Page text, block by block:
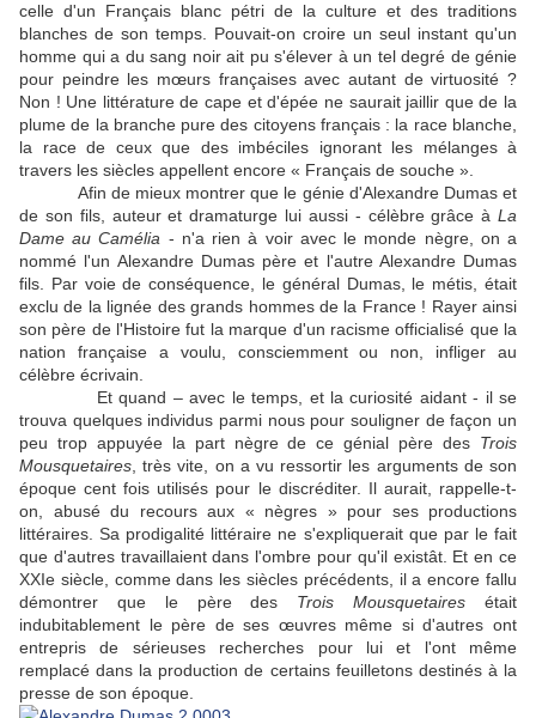
celle d'un Français blanc pétri de la culture et des traditions
blanches de son temps. Pouvait-on croire un seul instant qu'un
homme qui a du sang noir ait pu s'élever à un tel degré de génie
pour peindre les mœurs françaises avec autant de virtuosité ?
Non ! Une littérature de cape et d'épée ne saurait jaillir que de la
plume de la branche pure des citoyens français : la race blanche,
la race de ceux que des imbéciles ignorant les mélanges à
travers les siècles appellent encore « Français de souche ».
Afin de mieux montrer que le génie d'Alexandre Dumas et
de son fils, auteur et dramaturge lui aussi - célèbre grâce à La
Dame au Camélia - n'a rien à voir avec le monde nègre, on a
nommé l'un Alexandre Dumas père et l'autre Alexandre Dumas
fils. Par voie de conséquence, le général Dumas, le métis, était
exclu de la lignée des grands hommes de la France ! Rayer ainsi
son père de l'Histoire fut la marque d'un racisme officialisé que la
nation française a voulu, consciemment ou non, infliger au
célèbre écrivain.
Et quand – avec le temps, et la curiosité aidant - il se
trouva quelques individus parmi nous pour souligner de façon un
peu trop appuyée la part nègre de ce génial père des Trois
Mousquetaires , très vite, on a vu ressortir les arguments de son
époque cent fois utilisés pour le discréditer. Il aurait, rappelle-t-
on, abusé du recours aux « nègres » pour ses productions
littéraires. Sa prodigalité littéraire ne s'expliquerait que par le fait
que d'autres travaillaient dans l'ombre pour qu'il existât. Et en ce
XXIe siècle, comme dans les siècles précédents, il a encore fallu
démontrer que le père des Trois Mousquetaires était
indubitablement le père de ses œuvres même si d'autres ont
entrepris de sérieuses recherches pour lui et l'ont même
remplacé dans la production de certains feuilletons destinés à la
presse de son époque.